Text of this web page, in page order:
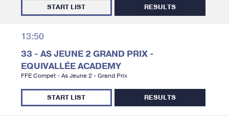
START LIST RESULTS
13:50
33 - AS JEUNE 2 GRAND PRIX -
EQUIVALLÉE ACADEMY
FFE Compet - As Jeune 2 - Grand Prix
START LIST RESULTS